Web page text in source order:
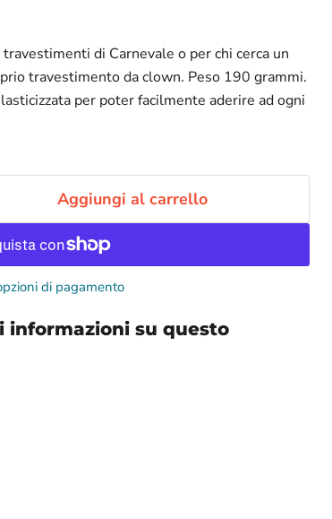
di Carnevale o per chi cerca un
travestimento da clown. Peso 190 grammi.
per poter facilmente aderire ad ogni
Aggiungi al carrello
di pagamento
informazioni su questo